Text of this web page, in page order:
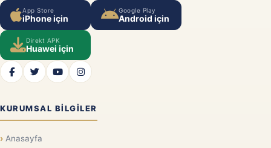
App Store
iPhone için
Google Play
Android için
Direkt APK
Huawei için
KURUMSAL BILGILER
Anasayfa